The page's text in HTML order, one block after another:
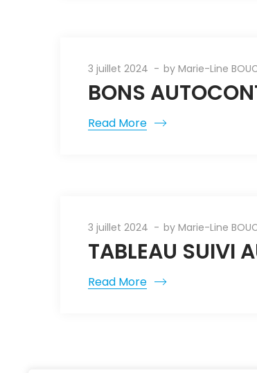
3 juillet 2024 by Marie-Line
BONS
Read More
3 juillet 2024 by Marie-Line
TABLEAU SUIVI
Read More